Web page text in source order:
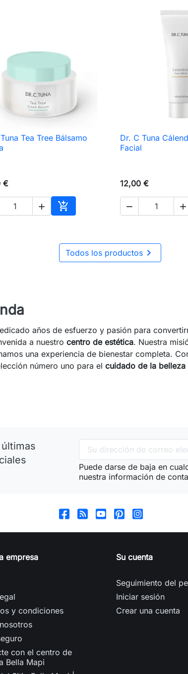
 Vista rápida
Tea Tree Bálsamo
€
 
Añadir al carrito
 Vista
Dr. C Tuna
Facial
12,00 €
 
Todos los productos 
años de esfuerzo y pasión para
a nuestro centro de estética. Nuestra
una experiencia de bienestar completa.
número uno para el cuidado de la belleza
Puede darse de baja en
nuestra información de
empresa
y condiciones
con el centro de
Bella Mapi
Su cuenta
Seguimiento del
Iniciar sesión
Crear una cuenta